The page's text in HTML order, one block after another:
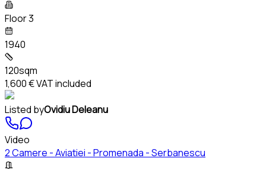
Floor 3
1940
120sqm
1,600 €VAT included
Listed byOvidiu Deleanu
Video
2 Camere - Aviatiei - Promenada - Serbanescu